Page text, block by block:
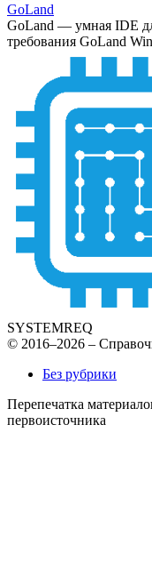
GoLand
GoLand — умная IDE
требования GoLand
SYSTEMREQ
© 2016–2026 –
Без рубрики
Перепечатка
первоисточника